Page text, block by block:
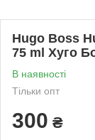
Hugo Boss
75 ml Хуго
В наявності
Тільки опт
300 ₴